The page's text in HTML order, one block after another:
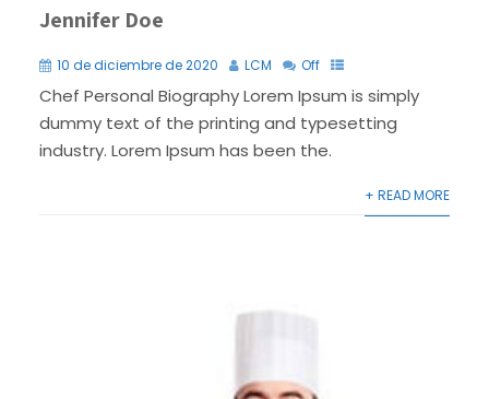
Jennifer Doe
10 de diciembre de 2020 LCM Off
Chef Personal Biography Lorem Ipsum is simply
dummy text of the printing and typesetting
industry. Lorem Ipsum has been the.
+ READ MORE